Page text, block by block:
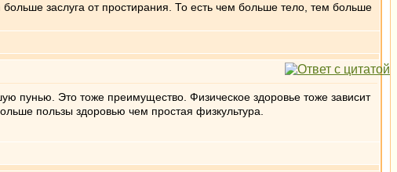
заслуга от простирания. То есть чем больше тело, тем больше
пунью. Это тоже преимущество. Физическое здоровье тоже зависит
пользы здоровью чем простая физкультура.